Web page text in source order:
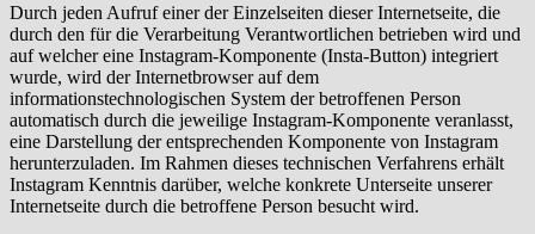
Durch jeden Aufruf einer der Einzelseiten dieser Internetseite, die
durch den für die Verarbeitung Verantwortlichen betrieben wird und
auf welcher eine Instagram-Komponente (Insta-Button) integriert
wurde, wird der Internetbrowser auf dem
informationstechnologischen System der betroffenen Person
automatisch durch die jeweilige Instagram-Komponente veranlasst,
eine Darstellung der entsprechenden Komponente von Instagram
herunterzuladen. Im Rahmen dieses technischen Verfahrens erhält
Instagram Kenntnis darüber, welche konkrete Unterseite unserer
Internetseite durch die betroffene Person besucht wird.